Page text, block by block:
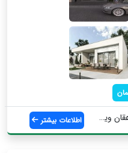
ویل... اطلاعات بیشتر